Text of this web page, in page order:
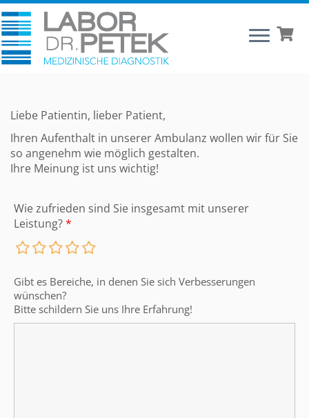
Liebe Patientin, lieber Patient,
Ihren Aufenthalt in unserer Ambulanz wollen wir für Sie
so angenehm wie möglich gestalten.
Ihre Meinung ist uns wichtig!
Wie zufrieden sind Sie insgesamt mit unserer
Leistung?*
Gibt es Bereiche, in denen Sie sich Verbesserungen
wünschen?
Bitte schildern Sie uns Ihre Erfahrung!